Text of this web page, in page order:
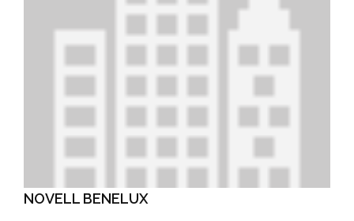
NOVELL BENELUX